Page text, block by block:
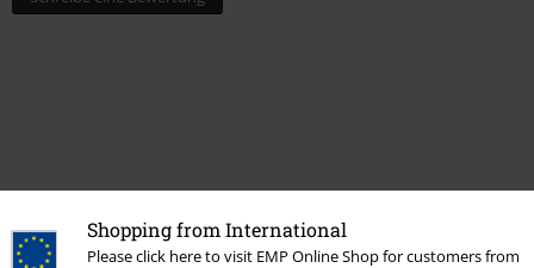
Shopping from International
Please click here to visit EMP Online Shop for customers from